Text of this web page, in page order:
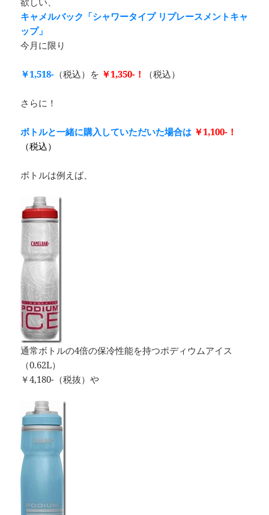
キャメルバック「シャワータイプ リプレースメントキャ
ップ」
今月に限り
￥1,518- （税込）を ￥1,350-！ （税込）
さらに！
ボトルと一緒に購入していただいた場合は ￥1,100-！
（税込）
ボトルは例えば、
通常ボトルの4倍の保冷性能を持つポディウムアイス
（0.62L）
￥4,180-（税抜）や